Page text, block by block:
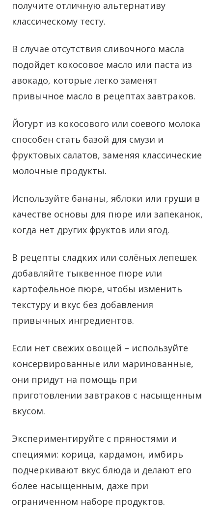
получите отличную альтернативу
классическому тесту.
В случае отсутствия сливочного масла
подойдет кокосовое масло или паста из
авокадо, которые легко заменят
привычное масло в рецептах завтраков.
Йогурт из кокосового или соевого молока
способен стать базой для смузи и
фруктовых салатов, заменяя классические
молочные продукты.
Используйте бананы, яблоки или груши в
качестве основы для пюре или запеканок,
когда нет других фруктов или ягод.
В рецепты сладких или солёных лепешек
добавляйте тыквенное пюре или
картофельное пюре, чтобы изменить
текстуру и вкус без добавления
привычных ингредиентов.
Если нет свежих овощей – используйте
консервированные или маринованные,
они придут на помощь при
приготовлении завтраков с насыщенным
вкусом.
Экспериментируйте с пряностями и
специями: корица, кардамон, имбирь
подчеркивают вкус блюда и делают его
более насыщенным, даже при
ограниченном наборе продуктов.